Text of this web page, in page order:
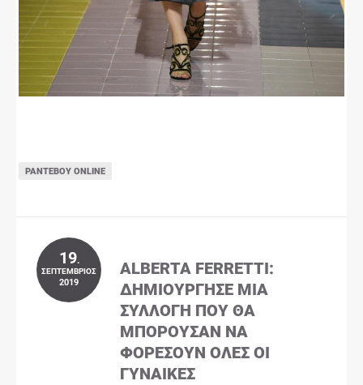
ΡΑΝΤΕΒΟΎ ONLINE
19.
ΣΕΠΤΈΜΒΡΙΟΣ
2019
ALBERTA FERRETTI:
ΔΗΜΙΟΎΡΓΗΣΕ ΜΊΑ
ΣΥΛΛΟΓΉ ΠΟΥ ΘΑ
ΜΠΟΡΟΎΣΑΝ ΝΑ
ΦΟΡΈΣΟΥΝ ΌΛΕΣ ΟΙ
ΓΥΝΑΊΚΕΣ